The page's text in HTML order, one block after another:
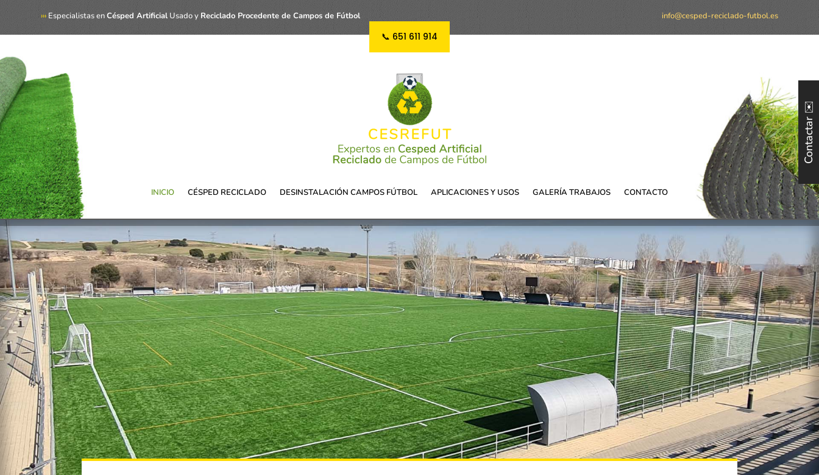
››› Especialistas enCésped Artificial Usado y Reciclado Procedente de Campos de Fútbol info@cesped-reciclado-futbol.es
📞 651 611 914
INICIO CÉSPED RECICLADO DESINSTALACIÓN CAMPOS FÚTBOL APLICACIONES Y USOS GALERÍA TRABAJOS CONTACTO
Contactar ✉️